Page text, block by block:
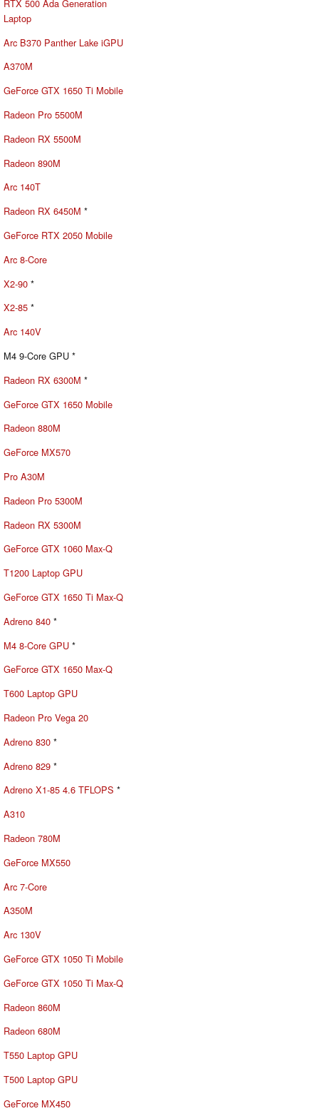
RTX 500 Ada Generation
Laptop
Arc B370 Panther Lake iGPU
A370M
GeForce GTX 1650 Ti Mobile
Radeon Pro 5500M
Radeon RX 5500M
Radeon 890M
Arc 140T
Radeon RX 6450M *
GeForce RTX 2050 Mobile
Arc 8-Core
X2-90 *
X2-85 *
Arc 140V
M4 9-Core GPU *
Radeon RX 6300M *
GeForce GTX 1650 Mobile
Radeon 880M
GeForce MX570
Pro A30M
Radeon Pro 5300M
Radeon RX 5300M
GeForce GTX 1060 Max-Q
T1200 Laptop GPU
GeForce GTX 1650 Ti Max-Q
Adreno 840 *
M4 8-Core GPU *
GeForce GTX 1650 Max-Q
T600 Laptop GPU
Radeon Pro Vega 20
Adreno 830 *
Adreno 829 *
Adreno X1-85 4.6 TFLOPS *
A310
Radeon 780M
GeForce MX550
Arc 7-Core
A350M
Arc 130V
GeForce GTX 1050 Ti Mobile
GeForce GTX 1050 Ti Max-Q
Radeon 860M
Radeon 680M
T550 Laptop GPU
T500 Laptop GPU
GeForce MX450